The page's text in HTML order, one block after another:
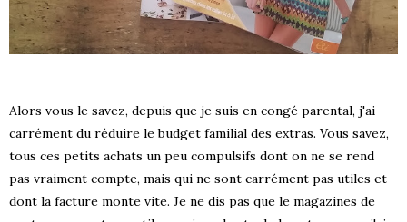
Alors vous le savez, depuis que je suis en congé parental, j'ai
carrément du réduire le budget familial des extras. Vous savez,
tous ces petits achats un peu compulsifs dont on ne se rend
pas vraiment compte, mais qui ne sont carrément pas utiles et
dont la facture monte vite. Je ne dis pas que le magazines de